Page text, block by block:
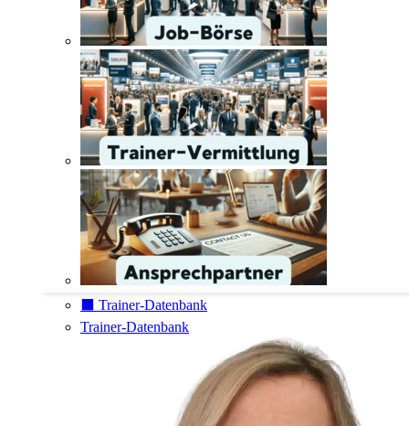
⬛️ Trainer-Datenbank
Trainer-Datenbank